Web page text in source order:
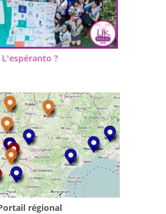
L'espéranto ?
régional